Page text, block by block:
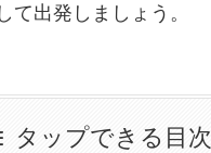
て出発しましょう。
タップできる目次